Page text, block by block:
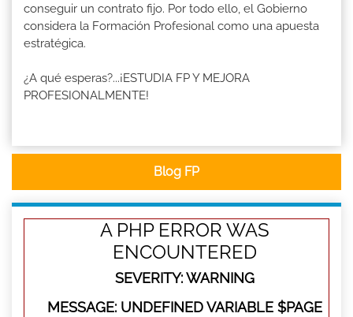
conseguir un contrato fijo. Por todo ello, el Gobierno
considera la Formación Profesional como una apuesta
estratégica.
¿A qué esperas?...¡ESTUDIA FP Y MEJORA
PROFESIONALMENTE!
Blog FP
A PHP ERROR WAS
ENCOUNTERED
SEVERITY: WARNING
MESSAGE: UNDEFINED VARIABLE $PAGE